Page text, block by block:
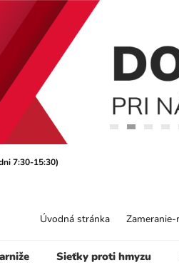
7:30-15:30)
Sieťky proti hmyzu
Úvodná stránka